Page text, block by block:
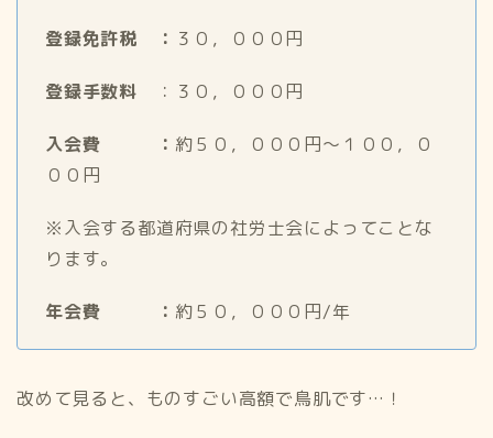
登録免許税 ： ３０，０００円
登録手数料 ：３０，０００円
入会費 ： 約５０，０００円〜１００，０
００円
※入会する都道府県の社労士会によってことな
ります。
年会費 ： 約５０，０００円/年
改めて見ると、ものすごい高額で鳥肌です…！